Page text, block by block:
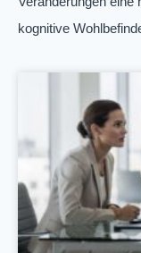
kognitive